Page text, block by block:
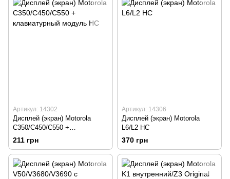
Артикул: 14302
Дисплей (экран) Motorola
C350/C450/C550 +
клавиатурный модуль HC
211 грн
Артикул: 14306
Дисплей (экран) Motorola
L6/L2 HC
370 грн